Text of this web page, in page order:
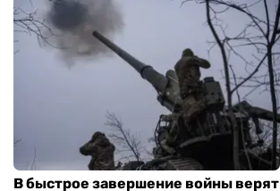
В быстрое завершение войны верят